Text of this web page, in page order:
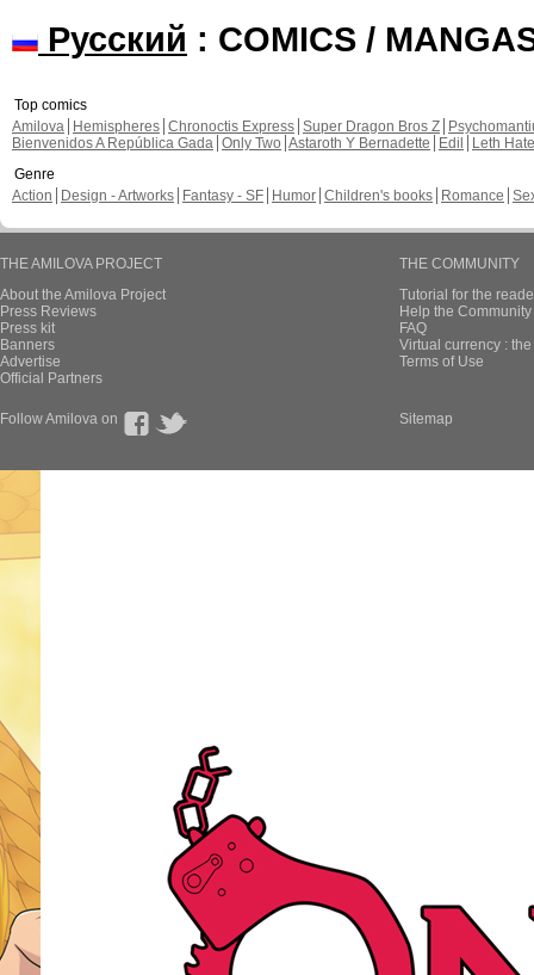
Русский : COMICS /
Top comics
Amilova
Hemispheres Chronoctis Express Super Dragon Bros Z
Bienvenidos A República Gada Only Two Astaroth Y Bernadette Edil
Leth Hate
Genre
Action
Design - Artworks Fantasy - SF Humor Children's books Romance
THE AMILOVA PROJECT
About the Amilova Project
Press Reviews
Press kit
Banners
Advertise
Official Partners
THE COMMUNITY
Tutorial for the
Help the
FAQ
Virtual currency :
Terms of Use
Follow Amilova on Sitemap